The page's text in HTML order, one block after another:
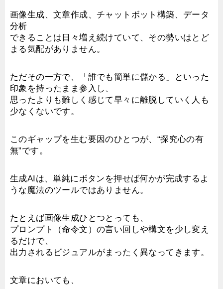
画像生成、文章作成、チャットボット構築、データ
分析
できることは日々増え続けていて、その勢いはとど
まる気配がありません。
ただその一方で、「誰でも簡単に儲かる」といった
印象を持ったまま参入し、
思ったよりも難しく感じて早々に離脱していく人も
少なくないです。
このギャップを生む要因のひとつが、“探究心の有
無”です。
生成AIは、単純にボタンを押せば何かが完成するよ
うな魔法のツールではありません。
たとえば画像生成ひとつとっても、
プロンプト（命令文）の言い回しや構文を少し変え
るだけで、
出力されるビジュアルがまったく異なってきます。
文章においても、